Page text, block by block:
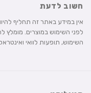
חשוב לדעת
אין במידע באתר זה תחליף
לפני השימוש במוצרים. מומלץ
השימוש, תופעות לוואי